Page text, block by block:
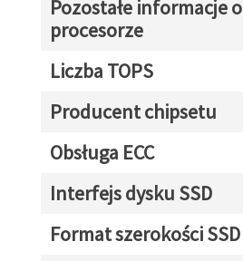
Pozostałe informacje o
procesorze
Liczba TOPS
Producent chipsetu
Obsługa ECC
Interfejs dysku SSD
Format szerokości SSD